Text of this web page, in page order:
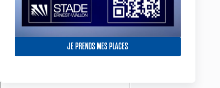
JE PRENDS MES PLACES
E-mail*